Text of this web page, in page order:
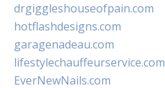
drgiggleshouseofpain.com
hotflashdesigns.com
garagenadeau.com
lifestylechauffeurservice.com
EverNewNails.com